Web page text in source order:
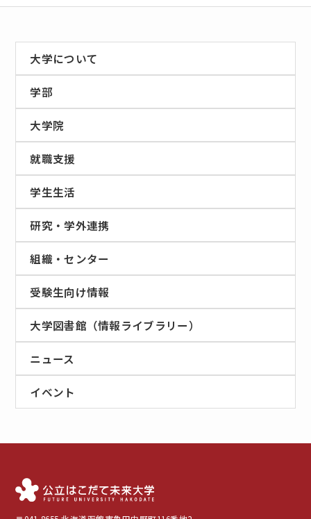
大学について
学部
大学院
就職支援
学生生活
研究・学外連携
組織・センター
受験生向け情報
大学図書館（情報ライブラリー）
ニュース
イベント